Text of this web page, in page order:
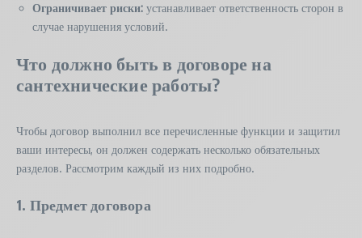
Ограничивает риски: устанавливает ответственность сторон в
случае нарушения условий.
Что должно быть в договоре на
сантехнические работы?
Чтобы договор выполнил все перечисленные функции и защитил
ваши интересы, он должен содержать несколько обязательных
разделов. Рассмотрим каждый из них подробно.
1. Предмет договора